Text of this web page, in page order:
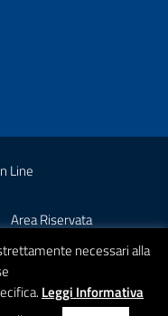
Line
Area Riservata
necessari alla
Leggi Informativa